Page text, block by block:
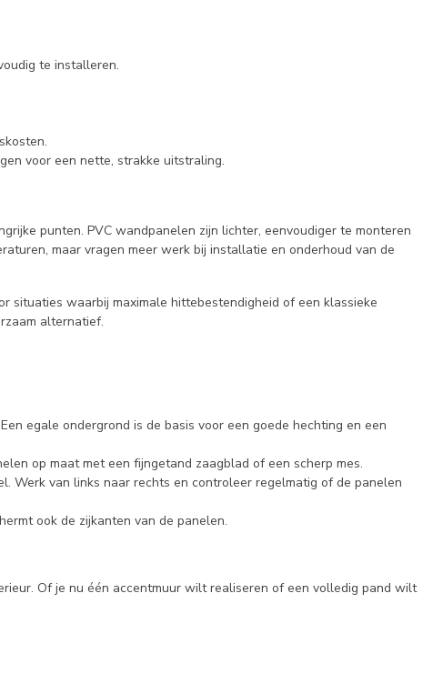
te installeren.
voor een nette, strakke uitstraling.
punten. PVC wandpanelen zijn lichter, eenvoudiger te monteren
maar vragen meer werk bij installatie en onderhoud van de
situaties waarbij maximale hittebestendigheid of een klassieke
alternatief.
egale ondergrond is de basis voor een goede hechting en een
op maat met een fijngetand zaagblad of een scherp mes.
Werk van links naar rechts en controleer regelmatig of de panelen
ook de zijkanten van de panelen.
Of je nu één accentmuur wilt realiseren of een volledig pand wilt